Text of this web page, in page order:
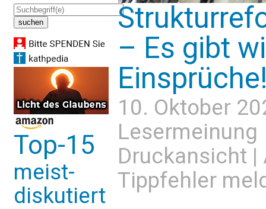
Top-15
meist-
diskutiert
– Es gibt
10. Oktober
Lesermeinung
Druckansicht |
Tippfehler